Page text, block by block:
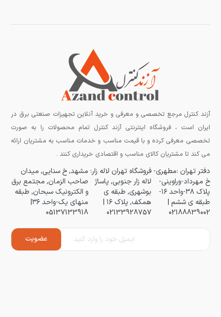
آزند کنترل مرجع تخصصی و معرفی و خرید آنلاین تجهیزات صنعتی برق در
ایران است ، فروشگاه اینترنتی آزند کنترل تمام محصولات را به صورت
تخصصی معرفی کرده و با قیمت مناسب و خدمات مناسب به مشتریان ارائه
می کند تا مشتریان کالای مناسب و اقتصادی خریداری کنند .
دفتر تهران :مطهری-
خ مهرداد-وراوینی-
پلاک ۳۸-واحد ۱۶-
طبقه ی ششم |
02188839002
فروشگاه تهران لاله زار:
لاله زار جنوبی, پاساژ
بوشهری, طبقه ی
همکف, پلاک ۱۶ |
02133928757
مشهد, خ سنایی, میدان
صاحب الزمان, مجتمع برق
و الکترونیک سبحان, طبقه
منهای یک-واحد ۳۶|
05137133918